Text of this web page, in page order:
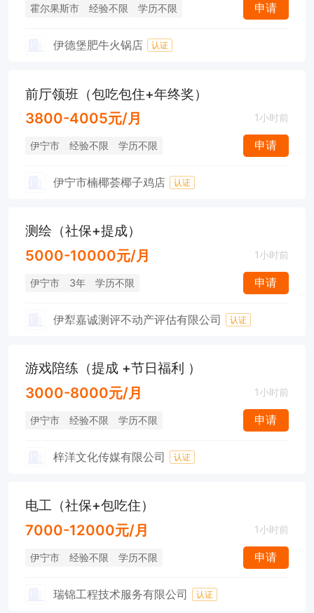
霍尔果斯市 经验不限 学历不限 申请
伊德堡肥牛火锅店 认证
前厅领班（包吃包住+年终奖）
3800-4005元/月 1小时前
伊宁市 经验不限 学历不限 申请
伊宁市楠椰荟椰子鸡店 认证
测绘（社保+提成）
5000-10000元/月 1小时前
伊宁市 3年 学历不限 申请
伊犁嘉诚测评不动产评估有限公司 认证
游戏陪练（提成 +节日福利 ）
3000-8000元/月 1小时前
伊宁市 经验不限 学历不限 申请
梓洋文化传媒有限公司 认证
电工（社保+包吃住）
7000-12000元/月 1小时前
伊宁市 经验不限 学历不限 申请
瑞锦工程技术服务有限公司 认证